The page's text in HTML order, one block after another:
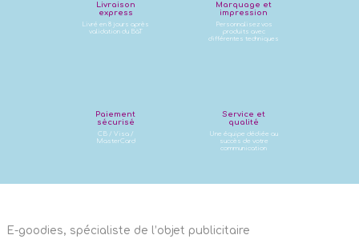
Livraison
express
Livré en 8 jours après
validation du BàT
Marquage et
impression
Personnalisez vos
produits avec
différentes techniques
Paiement
sécurisé
CB / Visa /
MasterCard
Service et
qualité
Une équipe dédiée au
succès de votre
communication
E-goodies, spécialiste de l’objet publicitaire